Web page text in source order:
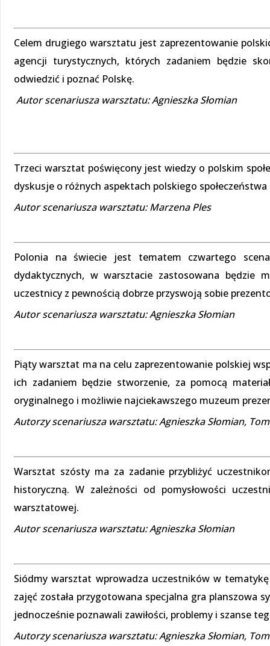
Celem drugiego warsztatu jest zaprezentowanie
agencji turystycznych, których zadaniem będzie
odwiedzić i poznać Polskę.
Autor scenariusza warsztatu: Agnieszka Słomian
Trzeci warsztat poświęcony jest wiedzy o polskim
dyskusje o różnych aspektach polskiego
Autor scenariusza warsztatu: Marzena Ples
Polonia na świecie jest tematem czwartego
dydaktycznych, w warsztacie zastosowana będzie
uczestnicy z pewnością dobrze przyswoją sobie
Autor scenariusza warsztatu: Agnieszka Słomian
Piąty warsztat ma na celu zaprezentowanie polskiej
ich zadaniem będzie stworzenie, za pomocą
oryginalnego i możliwie najciekawszego muzeum
Autorzy scenariusza warsztatu: Agnieszka Słomian,
Warsztat szósty ma za zadanie przybliżyć
historyczną. W zależności od pomysłowości
warsztatowej.
Autor scenariusza warsztatu: Agnieszka Słomian
Siódmy warsztat wprowadza uczestników w
zajęć została przygotowana specjalna gra planszowa
jednocześnie poznawali zawiłości, problemy i szanse
Autorzy scenariusza warsztatu: Agnieszka Słomian,